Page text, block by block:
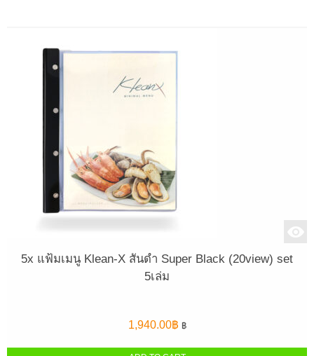
5x แฟ้มเมนู Klean-X สันดำ Super Black (20view) set
5เล่ม
1,940.00฿ ฿